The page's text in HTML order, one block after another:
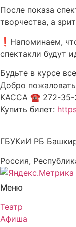
После показа
творчества, а
❗Напоминаем,
спектакли будут
Будьте в курсе
Добро
КАССА ☎ 272-
Купить билет:
ГБУКиИ РБ
Россия,
Меню
Театр
Афиша